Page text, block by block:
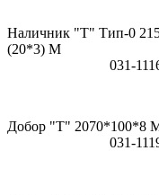
Наличник "Т" Тип-0
(20*3) M
031-
Добор "Т" 2070*100*8
031-